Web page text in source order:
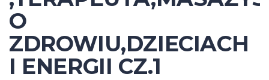
O
ZDROWIU,DZIECIACH
I ENERGII CZ.1